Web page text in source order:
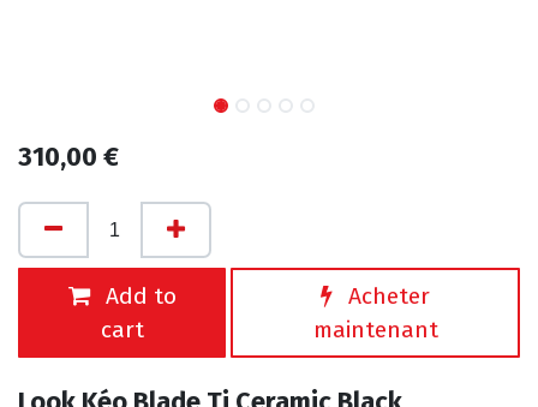
310,00 €
Add to
cart
Acheter
maintenant